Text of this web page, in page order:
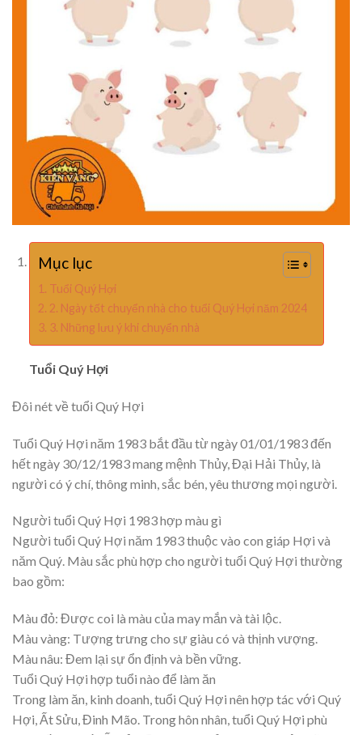
Mục lục
Tuổi Quý Hợi
2. Ngày tốt chuyển nhà cho tuổi Quý Hợi năm 2024
3. Những lưu ý khi chuyển nhà
Tuổi Quý Hợi
Đôi nét về tuổi Quý Hợi
Tuổi Quý Hợi năm 1983 bắt đầu từ ngày 01/01/1983 đến
hết ngày 30/12/1983 mang mệnh Thủy, Đại Hải Thủy, là
người có ý chí, thông minh, sắc bén, yêu thương mọi người.
Người tuổi Quý Hợi 1983 hợp màu gì
Người tuổi Quý Hợi năm 1983 thuộc vào con giáp Hợi và
năm Quý. Màu sắc phù hợp cho người tuổi Quý Hợi thường
bao gồm:
Màu đỏ: Được coi là màu của may mắn và tài lộc.
Màu vàng: Tượng trưng cho sự giàu có và thịnh vượng.
Màu nâu: Đem lại sự ổn định và bền vững.
Tuổi Quý Hợi hợp tuổi nào để làm ăn
Trong làm ăn, kinh doanh, tuổi Quý Hợi nên hợp tác với Quý
Hợi, Ất Sửu, Đinh Mão. Trong hôn nhân, tuổi Quý Hợi phù